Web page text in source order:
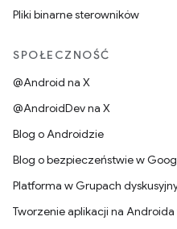
Pliki binarne sterowników
SPOŁECZNOŚĆ
@Android na X
@AndroidDev na X
Blog o Androidzie
Blog o bezpieczeństwie w
Platforma w Grupach
Tworzenie aplikacji na